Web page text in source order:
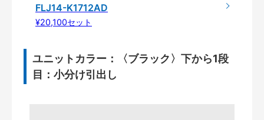
FLJ14-K1712AD
¥20,100セット
ユニットカラー：〈ブラック〉下から1段
目：小分け引出し